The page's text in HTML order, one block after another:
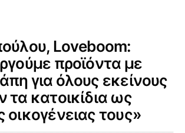
Loveboom:
προϊόντα με
για όλους εκείνους
τα κατοικίδια ως
οικογένειας τους»